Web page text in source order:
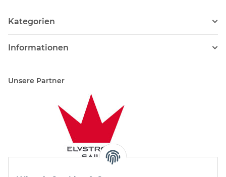
Kategorien
Informationen
Unsere Partner